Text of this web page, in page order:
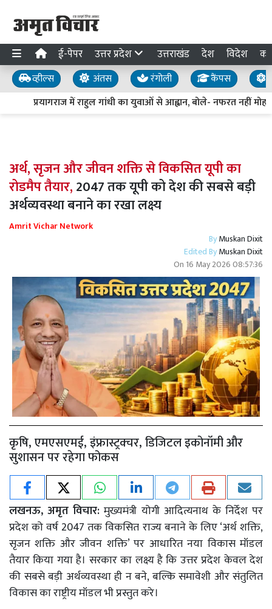
ई-पेपर उत्तर प्रदेश उत्तराखंड देश विदेश
व्हील्स अंतस रंगोली कैंपस
प्रयागराज में राहुल गांधी का युवाओं से आह्वान, बोले- नफरत नहीं
अर्थ, सृजन और जीवन शक्ति से विकसित यूपी का
रोडमैप तैयार,2047 तक यूपी को देश की सबसे बड़ी
अर्थव्यवस्था बनाने का रखा लक्ष्य
Amrit Vichar Network
ByMuskan Dixit
Edited ByMuskan Dixit
On 16 May 2026 08:57:36
कृषि, एमएसएमई, इंफ्रास्ट्रक्चर, डिजिटल इकोनॉमी और
सुशासन पर रहेगा फोकस
लखनऊ, अमृत विचार:मुख्यमंत्री योगी आदित्यनाथ के निर्देश पर
प्रदेश को वर्ष 2047 तक विकसित राज्य बनाने के लिए ‘अर्थ शक्ति,
सृजन शक्ति और जीवन शक्ति’ पर आधारित नया विकास मॉडल
तैयार किया गया है। सरकार का लक्ष्य है कि उत्तर प्रदेश केवल देश
की सबसे बड़ी अर्थव्यवस्था ही न बने, बल्कि समावेशी और संतुलित
विकास का राष्ट्रीय मॉडल भी प्रस्तुत करे।